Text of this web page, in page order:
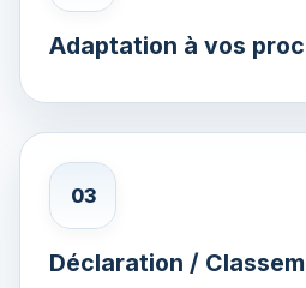
Adaptation à vos
03
Déclaration /